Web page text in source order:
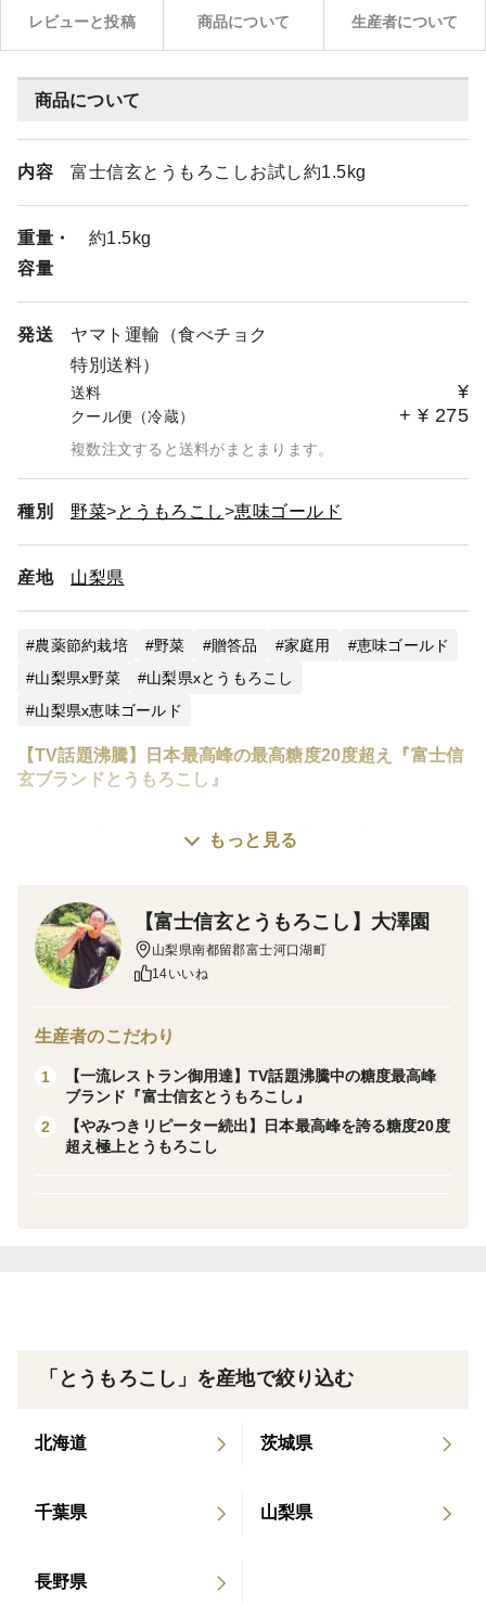
レビューと投稿 商品について 生産者について
商品について
内容 富士信玄とうもろこしお試し約1.5kg
重量・
容量
約1.5kg
発送
ヤマト運輸（食べチョク
特別送料）
送料 ¥
クール便（冷蔵） + ¥ 275
複数注文すると送料がまとまります。
種別 野菜 とうもろこし 恵味ゴールド
産地 山梨県
農薬節約栽培 野菜 贈答品 家庭用
恵味ゴールド
山梨県x野菜
山梨県xとうもろこし
山梨県x恵味ゴールド
【TV話題沸騰】日本最高峰の最高糖度20度超え『富士信
玄ブランドとうもろこし』
お試し特価キャンペーン実施中☆『富士信玄ブランド』
⚠️※現在応募が殺到しております。2026年分用意して
いる分が終了すれば1年待ちとなるため急いで予約枠を
確保しておいて下さい。
こちらの商品は2026年分の先行予約商品です。
フルーツ王国山梨で糖度20度超えのとうもろこしを収穫
するおおさわ園の大澤 武です☆
しは
一般的なとうもろこしよりゆっくりゆっくり成長させる
うもろこしです🌽
もっと見る
【富士信玄とうもろこし】大澤園
山梨県南都留郡富士河口湖町
14いいね
生産者のこだわり
1
【一流レストラン御用達】TV話題沸騰中の糖度最高峰
ブランド『富士信玄とうもろこし』
2
【やみつきリピーター続出】日本最高峰を誇る糖度20度
超え極上とうもろこし
「とうもろこし」を産地で絞り込む
北海道 茨城県
千葉県 山梨県
長野県